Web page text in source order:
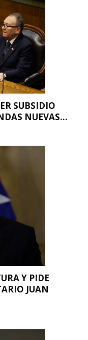
SUBSIDIO
NUEVAS...
Y PIDE
JUAN